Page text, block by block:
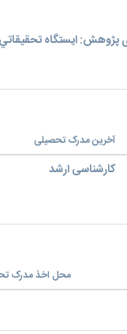
پژوهش: ايستگاه
آخرین مدرک تحصیلی
کارشناسی ارشد
محل اخذ مدرک